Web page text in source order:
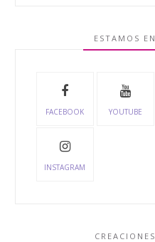
ESTAMOS EN
FACEBOOK YOUTUBE
INSTAGRAM
CREACIONES